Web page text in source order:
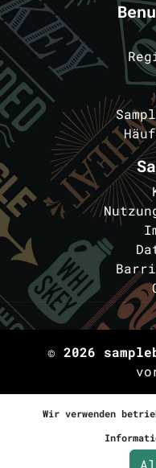
© 2026
Wir verwenden